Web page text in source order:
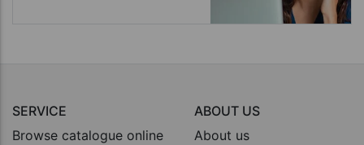
SERVICE
Browse catalogue online
ABOUT US
About us